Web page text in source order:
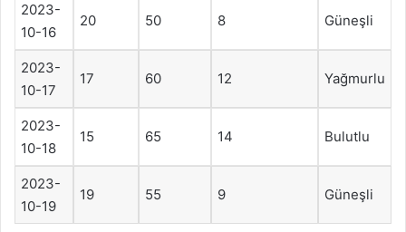
2023-
10-16
20 50 8 Güneşli
2023-
10-17
17 60 12 Yağmurlu
2023-
10-18
15 65 14 Bulutlu
2023-
10-19
19 55 9 Güneşli